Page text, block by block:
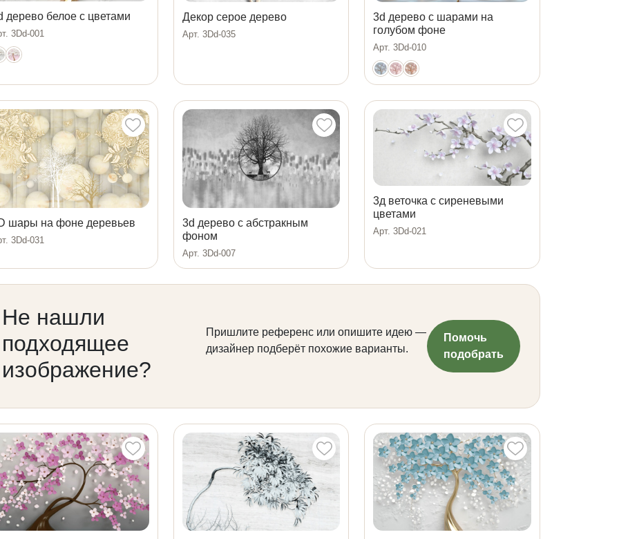
дерево белое с цветами
3Dd-001
Декор серое дерево
Арт. 3Dd-035
3d дерево с шарами на
голубом фоне
Арт. 3Dd-010
шары на фоне деревьев
3Dd-031
3d дерево с абстракным
фоном
Арт. 3Dd-007
3д веточка с сиреневыми
цветами
Арт. 3Dd-021
Не нашли
подходящее
изображение?
Пришлите референс или опишите идею —
дизайнер подберёт похожие варианты.
Помочь
подобрать